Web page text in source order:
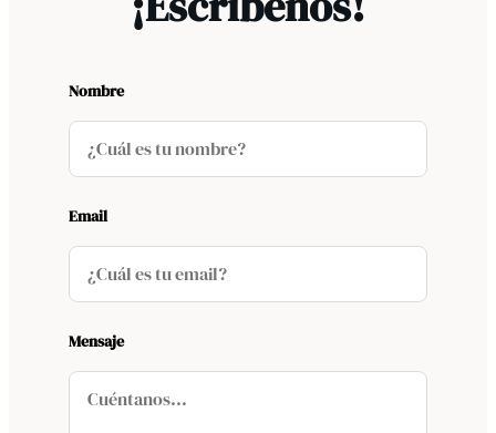
Nombre
Email
Mensaje